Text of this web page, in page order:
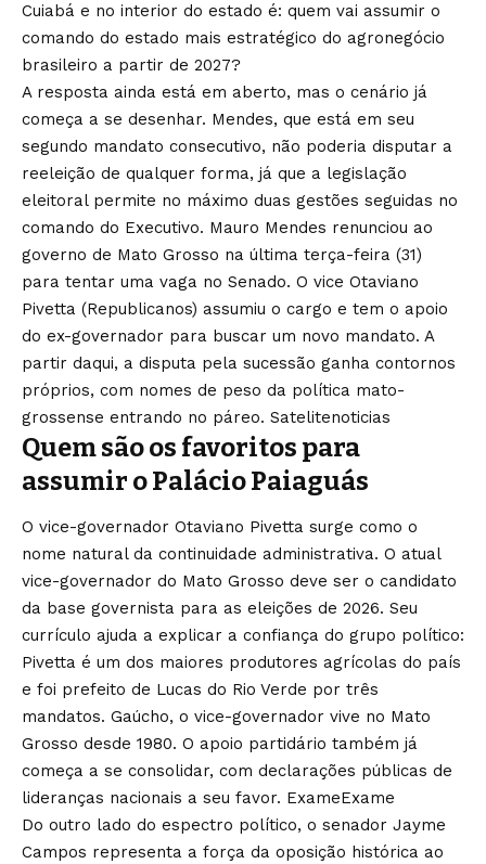
Cuiabá e no interior do estado é: quem vai assumir o
comando do estado mais estratégico do agronegócio
brasileiro a partir de 2027?
A resposta ainda está em aberto, mas o cenário já
começa a se desenhar. Mendes, que está em seu
segundo mandato consecutivo, não poderia disputar a
reeleição de qualquer forma, já que a legislação
eleitoral permite no máximo duas gestões seguidas no
comando do Executivo. Mauro Mendes renunciou ao
governo de Mato Grosso na última terça-feira (31)
para tentar uma vaga no Senado. O vice Otaviano
Pivetta (Republicanos) assumiu o cargo e tem o apoio
do ex-governador para buscar um novo mandato. A
partir daqui, a disputa pela sucessão ganha contornos
próprios, com nomes de peso da política mato-
grossense entrando no páreo. Satelitenoticias
Quem são os favoritos para
assumir o Palácio Paiaguás
O vice-governador Otaviano Pivetta surge como o
nome natural da continuidade administrativa. O atual
vice-governador do Mato Grosso deve ser o candidato
da base governista para as eleições de 2026. Seu
currículo ajuda a explicar a confiança do grupo político:
Pivetta é um dos maiores produtores agrícolas do país
e foi prefeito de Lucas do Rio Verde por três
mandatos. Gaúcho, o vice-governador vive no Mato
Grosso desde 1980. O apoio partidário também já
começa a se consolidar, com declarações públicas de
lideranças nacionais a seu favor. ExameExame
Do outro lado do espectro político, o senador Jayme
Campos representa a força da oposição histórica ao